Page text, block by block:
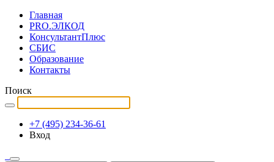
Главная
PRO.ЭЛКОД
КонсультантПлюс
СБИС
Образование
Контакты
Поиск
+7 (495) 234-36-61
Вход